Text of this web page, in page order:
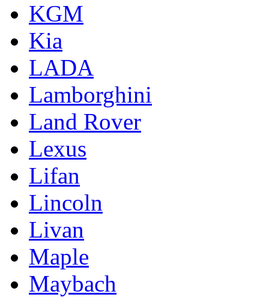
KGM
Kia
LADA
Lamborghini
Land Rover
Lexus
Lifan
Lincoln
Livan
Maple
Maybach